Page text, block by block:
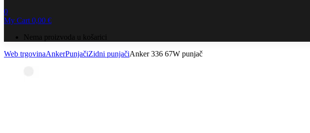
0
My Cart0,00 €
Nema proizvoda u košarici
Web trgovinaAnkerPunjačiZidni punjačiAnker 336 67W punjač